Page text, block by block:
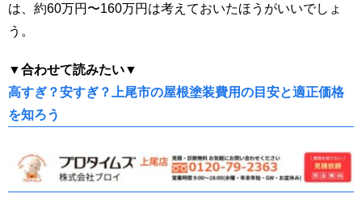
は、約60万円〜160万円は考えておいたほうがいいでしょ
う。
▼合わせて読みたい▼
高すぎ？安すぎ？上尾市の屋根塗装費用の目安と適正価格
を知ろう